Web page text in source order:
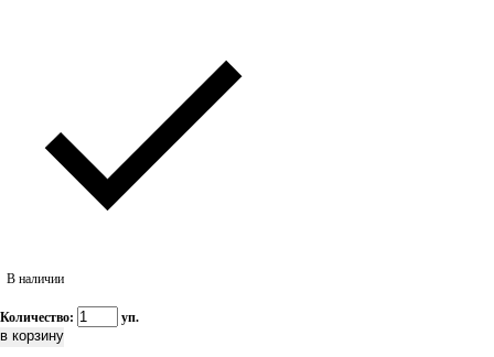
В наличии
Количество: уп.